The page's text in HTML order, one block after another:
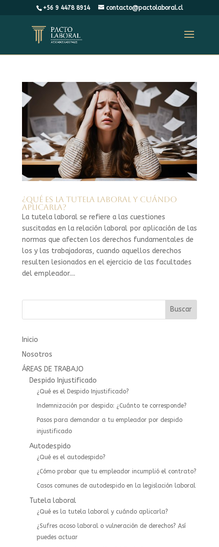
+56 9 4478 8914 contacto@pactolaboral.cl
¿Qué es la tutela laboral y cuándo
aplicarla?
La tutela laboral se refiere a las cuestiones
suscitadas en la relación laboral por aplicación de las
normas que afecten los derechos fundamentales de
los y las trabajadoras, cuando aquellos derechos
resulten lesionados en el ejercicio de las facultades
del empleador....
Buscar
Inicio
Nosotros
ÁREAS DE TRABAJO
Despido Injustificado
¿Qué es el Despido Injustificado?
Indemnización por despido: ¿Cuánto te corresponde?
Pasos para demandar a tu empleador por despido
injustificado
Autodespido
¿Qué es el autodespido?
¿Cómo probar que tu empleador incumplió el contrato?
Casos comunes de autodespido en la legislación laboral
Tutela laboral
¿Qué es la tutela laboral y cuándo aplicarla?
¿Sufres acoso laboral o vulneración de derechos? Así
puedes actuar